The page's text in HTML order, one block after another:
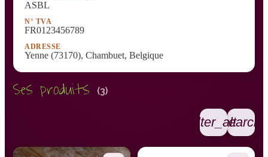
ASBL
N° TVA
FR0123456789
ADRESSE
Yenne (73170), Chambuet, Belgique
Ses produits (3)
filter_altsearch